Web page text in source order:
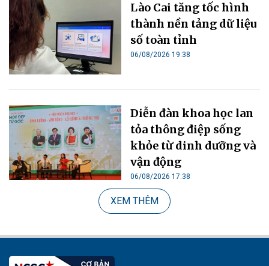
Lào Cai tăng tốc hình
thành nền tảng dữ liệu
số toàn tỉnh
06/08/2026 19:38
Diễn đàn khoa học lan
tỏa thông điệp sống
khỏe từ dinh dưỡng và
vận động
06/08/2026 17:38
XEM THÊM